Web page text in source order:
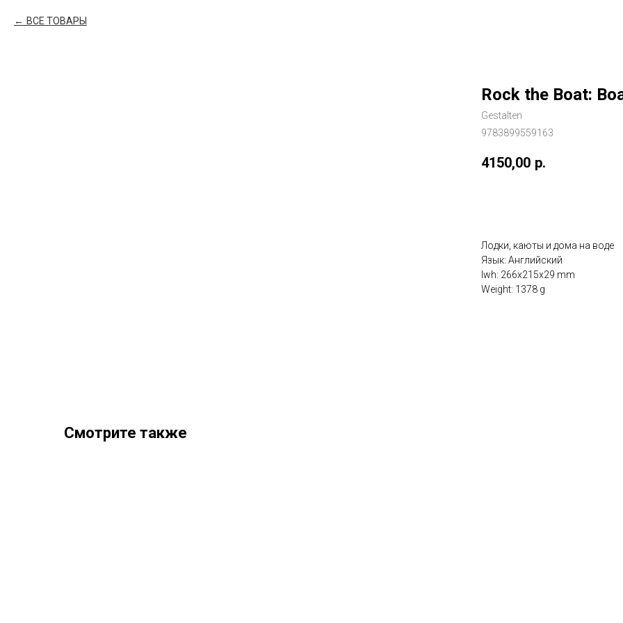
ВСЕ ТОВАРЫ
Rock the Boat:
Gestalten
9783899559163
4150,00 р.
Лодки, каюты и дома на воде
Язык: Английский
lwh: 266x215x29 mm
Weight: 1378 g
Смотрите также